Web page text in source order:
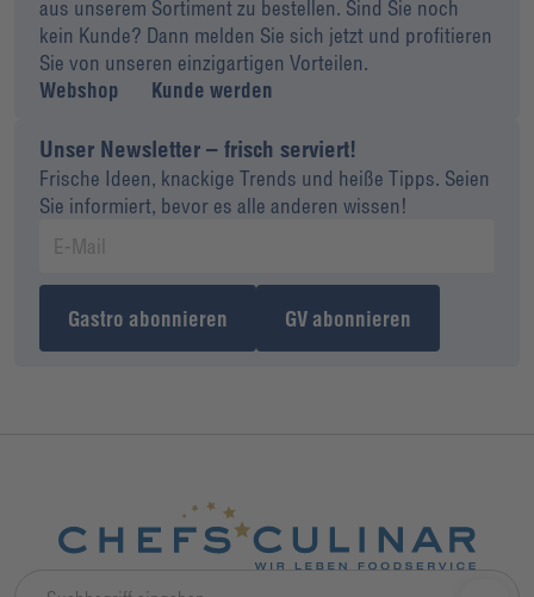
aus unserem Sortiment zu bestellen. Sind Sie noch
kein Kunde? Dann melden Sie sich jetzt und profitieren
Sie von unseren einzigartigen Vorteilen.
Webshop
Kunde werden
Unser Newsletter – frisch serviert!
Frische Ideen, knackige Trends und heiße Tipps. Seien
Sie informiert, bevor es alle anderen wissen!
Gastro abonnieren GV abonnieren